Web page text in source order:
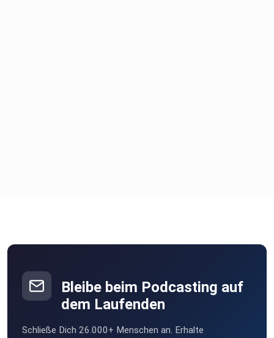
Bleibe beim Podcasting auf
dem Laufenden
Schließe Dich 26.000+ Menschen an. Erhalte